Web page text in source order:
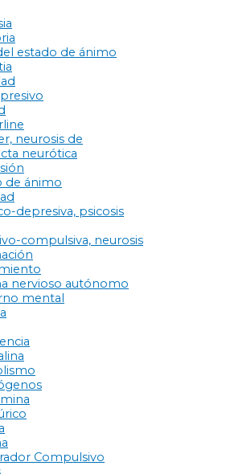
estado de ánimo
neurosis de
neurótica
de ánimo
depresiva, psicosis
compulsiva, neurosis
nervioso autónomo
mental
Compulsivo